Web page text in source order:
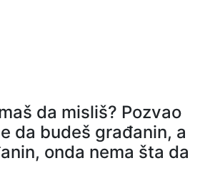
da misliš? Pozvao
da budeš građanin, a
onda nema šta da